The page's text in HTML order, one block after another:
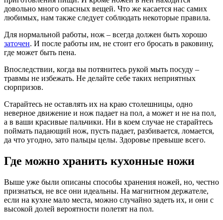
довольно много опасных вещей. Что же касается нас самих
любимых, нам также следует соблюдать некоторые правила.
Для нормальной работы, нож – всегда должен быть хорошо
заточен. И после работы им, не стоит его бросать в раковину,
где может быть пена.
Впоследствии, когда вы потянитесь рукой мыть посуду –
травмы не избежать. Не делайте себе таких неприятных
сюрпризов.
Старайтесь не оставлять их на краю столешницы, одно
неверное движение и нож падает на пол, а может и не на пол,
а в ваши красивые пальчики. Ни в коем случае не старайтесь
поймать падающий нож, пусть падает, разбивается, ломается,
да что угодно, зато пальцы целы. Здоровье превыше всего.
Где можно хранить кухонные ножи
Выше уже были описаны способы хранения ножей, но, честно
признаться, не все они идеальны. На магнитном держателе,
если на кухне мало места, можно случайно задеть их, и они с
высокой долей вероятности полетят на пол.